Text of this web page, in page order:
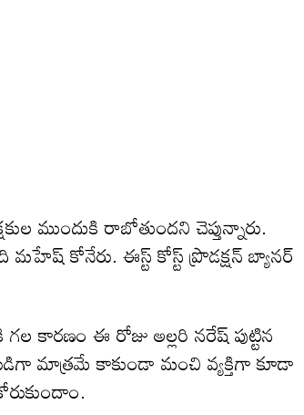
రాబోతుందని చెప్తున్నారు.
మహేష్ కోనేరు. ఈస్ట్ కోస్ట్ ప్రొడక్షన్ బ్యానర్
కారణం ఈ రోజు అల్లరి నరేష్ పుట్టిన
మాత్రమే కాకుండా మంచి వ్యక్తిగా కూడా